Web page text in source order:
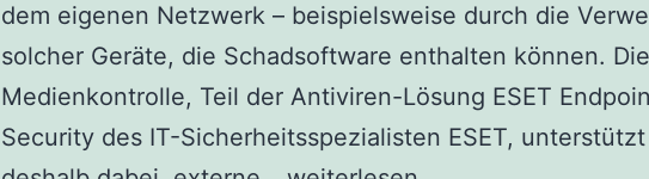
dem eigenen Netzwerk – beispielsweise durch die
solcher Geräte, die Schadsoftware enthalten können. Die
Medienkontrolle, Teil der Antiviren-Lösung ESET
Security des IT-Sicherheitsspezialisten ESET,